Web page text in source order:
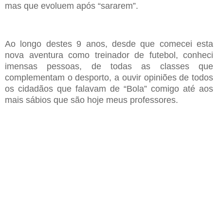
mas que evoluem após “sararem”.
Ao longo destes 9 anos, desde que comecei esta
nova aventura como treinador de futebol, conheci
imensas pessoas, de todas as classes que
complementam o desporto, a ouvir opiniões de todos
os cidadãos que falavam de “Bola” comigo até aos
mais sábios que são hoje meus professores.